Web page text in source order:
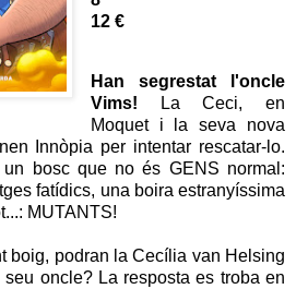
12 €
Han segrestat l'oncle
Vims! La Ceci, en
Moquet i la seva nova
Innòpia per intentar rescatar-lo.
bosc que no és GENS normal:
fatídics, una boira estranyíssima
MUTANTS!
boig, podran la Cecília van Helsing
oncle? La resposta es troba en